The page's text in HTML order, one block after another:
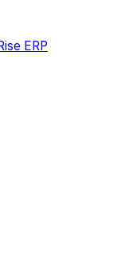
Rise ERP